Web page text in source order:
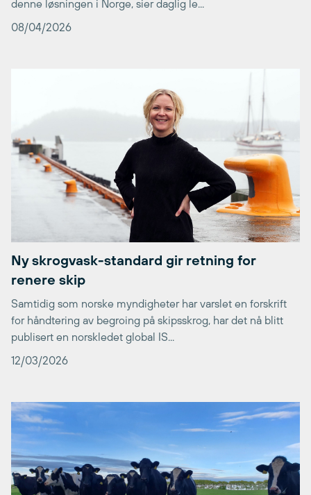
denne løsningen i Norge, sier daglig le...
08/04/2026
Ny skrogvask-standard gir retning for
renere skip
Samtidig som norske myndigheter har varslet en forskrift
for håndtering av begroing på skipsskrog, har det nå blitt
publisert en norskledet global IS...
12/03/2026